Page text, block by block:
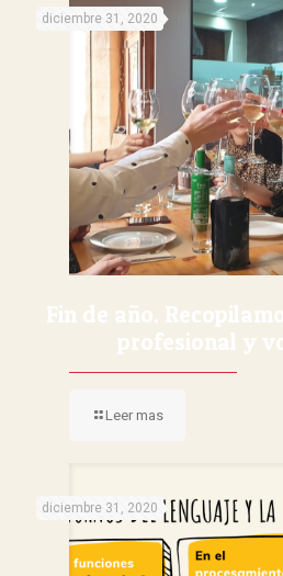
diciembre 31, 2020
Fin de año.
profesional y
Leer mas
diciembre 31, 2020